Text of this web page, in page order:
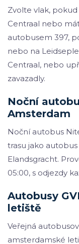
Zvolte vlak,
Centraal nebo
autobusem 397,
nebo na
Centraal, nebo
zavazadly.
Noční
Amsterdam
Noční autobus
trasu jako
Elandsgracht.
05:00, s odjezdy
Autobusy
letiště
Veřejná
amsterdamské